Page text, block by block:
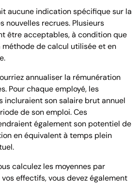
aucune indication spécifique sur la
nouvelles recrues. Plusieurs
être acceptables, à condition que
méthode de calcul utilisée et en
annualiser la rémunération
Pour chaque employé, les
incluraient son salaire brut annuel
de son emploi. Ces
également son potentiel de
en équivalent à temps plein
calculez les moyennes par
effectifs, vous devez également